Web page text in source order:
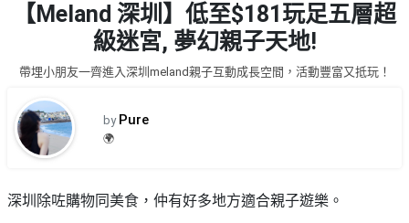
品
分
類
Party
Room
活
動
去
處
#
物
#18
區
去
【Meland 深圳】低至$181玩足五層超
級迷宮, 夢幻親子天地!
帶埋小朋友一齊進入深圳meland親子互動成長空間，活動豐富又抵玩！
by Pure
🌍
深圳除咗購物同美食，仲有好多地方適合親子遊樂。